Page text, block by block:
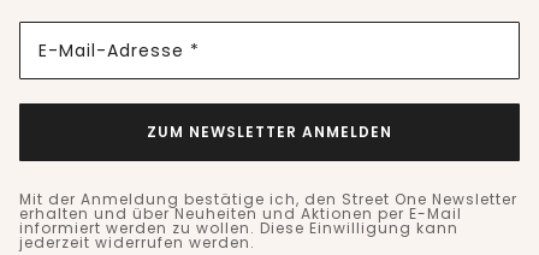
E-Mail-Adresse *
ZUM NEWSLETTER ANMELDEN
Mit der Anmeldung bestätige ich, den Street One Newsletter
erhalten und über Neuheiten und Aktionen per E-Mail
informiert werden zu wollen. Diese Einwilligung kann
jederzeit widerrufen werden.